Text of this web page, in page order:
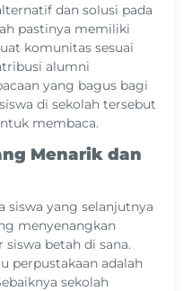
dan solusi pada
pastinya memiliki
komunitas sesuai
alumni
yang bagus bagi
di sekolah tersebut
membaca.
Menarik dan
siswa yang selanjutnya
menyenangkan
betah di sana.
perpustakaan adalah
sekolah